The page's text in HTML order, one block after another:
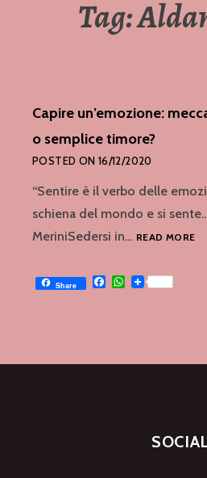
Tag:
Capire un’emozione:
o semplice timore?
POSTED ON 16/12/2020
“Sentire è il verbo delle
schiena del mondo e si
MeriniSedersi in… READ MORE
Share Facebook
WhatsApp